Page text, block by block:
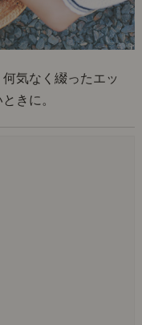
気なく綴ったエッ
きに。